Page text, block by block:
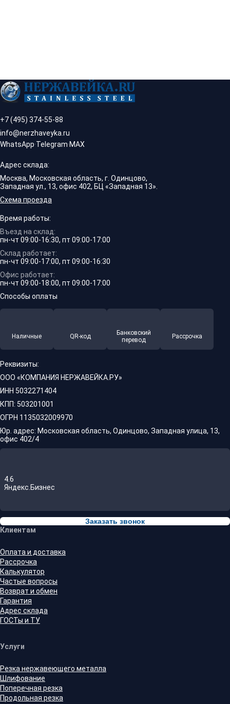
+7 (495) 374-55-88
info@nerzhaveyka.ru
WhatsApp·Telegram·MAX
Адрес склада:
Москва, Московская область, г. Одинцово,
Западная ул., 13, офис 402, БЦ «Западная 13».
Схема проезда
Время работы:
Въезд на склад:
пн-чт 09:00-16:30, пт 09:00-17:00
Склад работает:
пн-чт 09:00-17:00, пт 09:00-16:30
Офис работает:
пн-чт 09:00-18:00, пт 09:00-17:00
Способы оплаты
Наличные QR-код
Банковский
перевод
Рассрочка
Реквизиты:
ООО «КОМПАНИЯ НЕРЖАВЕЙКА.РУ»
ИНН 5032271404
КПП: 503201001
ОГРН 1135032009970
Юр. адрес: Московская область, Одинцово, Западная улица, 13,
офис 402/4
4.6
Яндекс.Бизнес
Заказать звонок
Клиентам
Оплата и доставка
Рассрочка
Калькулятор
Частые вопросы
Возврат и обмен
Гарантия
Адрес склада
ГОСТы и ТУ
Услуги
Резка нержавеющего металла
Шлифование
Поперечная резка
Продольная резка